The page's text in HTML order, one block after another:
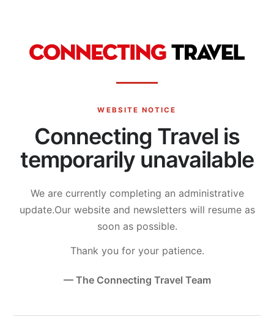
WEBSITE NOTICE
Connecting Travel is
temporarily unavailable
We are currently completing an administrative
update.Our website and newsletters will resume as
soon as possible.
Thank you for your patience.
— The Connecting Travel Team